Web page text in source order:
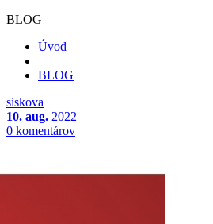
BLOG
Úvod
BLOG
siskova
10. aug. 2022
0 komentárov